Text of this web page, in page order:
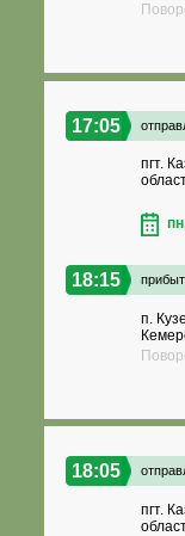
17:05
пгт.
18:15
п.
18:05
пгт.